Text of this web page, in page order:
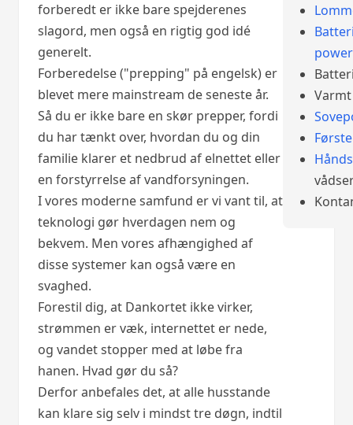
forberedt er ikke bare spejderenes
slagord, men også en rigtig god idé
generelt.
Forberedelse ("prepping" på engelsk) er
blevet mere mainstream de seneste år.
Så du er ikke bare en skør prepper, fordi
du har tænkt over, hvordan du og din
familie klarer et nedbrud af elnettet eller
en forstyrrelse af vandforsyningen.
I vores moderne samfund er vi vant til, at
teknologi gør hverdagen nem og
bekvem. Men vores afhængighed af
disse systemer kan også være en
svaghed.
Forestil dig, at Dankortet ikke virker,
strømmen er væk, internettet er nede,
og vandet stopper med at løbe fra
hanen. Hvad gør du så?
Derfor anbefales det, at alle husstande
kan klare sig selv i mindst tre døgn, indtil